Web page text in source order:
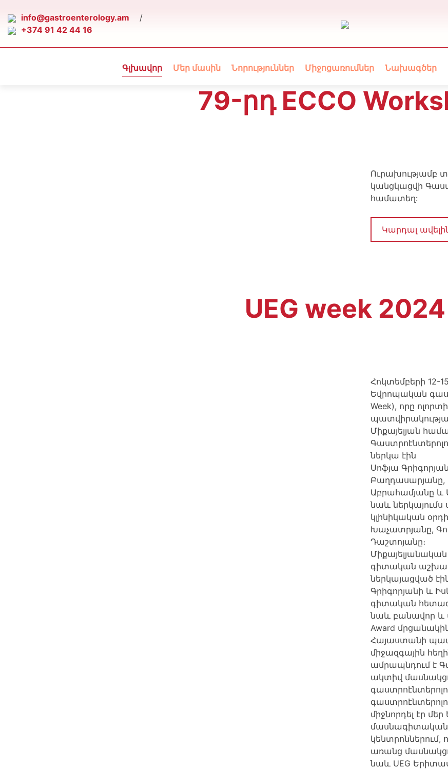
info@gastroenterology.am
/
+374 91 42 44 16
Գլխավոր Մեր մասին Նորություններ Միջոցառումներ Նախագծեր
79-րդ ECCO
Ուրախությամբ
կանցկացվի
համատեղ:
Կարդալ
UEG week 2024
Հոկտեմբերի 12-
Եվրոպական
Week), որը
Միքայելյան
ներկա էին
Սոֆյա
Բաղդասարյանը,
Աբրահամյանը և
նաև
կլինիկական
Խաչատրյանը,
Դաշտոյանը։
գիտական
ներկայացված
Գրիգորյանի և
գիտական
նաև բանավոր և
Award
Հայաստանի
միջազգային
ամրապնդում է
ակտիվ
միջնորդել էր
կենտրոններում,
առանց
նաև UEG